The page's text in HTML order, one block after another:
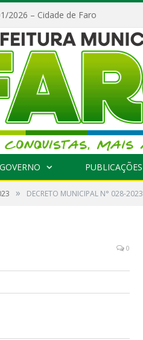
2026 – Cidade de Faro
PUBLICAÇÕES
» DECRETO MUNICIPAL N° 028-2023
0